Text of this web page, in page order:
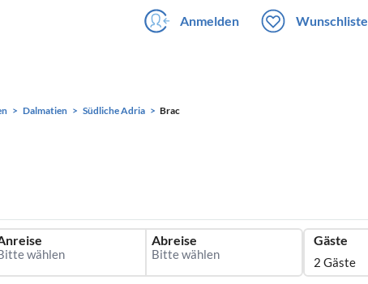
Anmelden
Dalmatien Südliche Adria Brac
Abreise Gäste
2 Gäste